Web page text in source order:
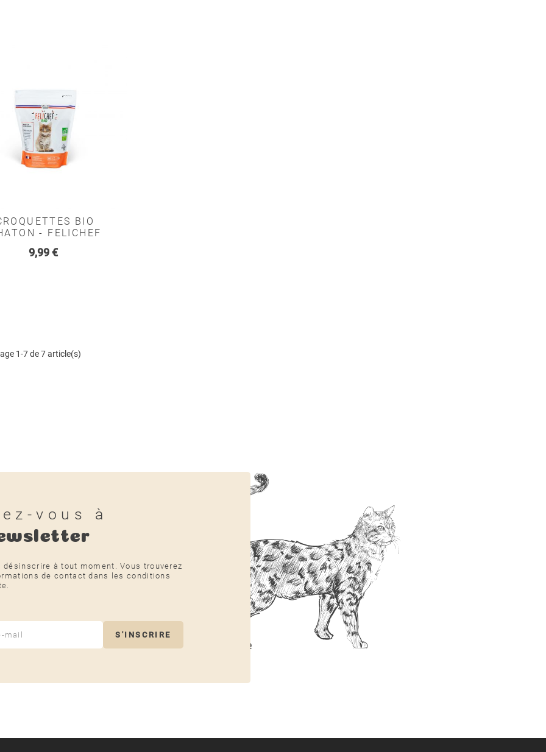
BIO
- FELICHEF
Prix
9,99 €
1-7 de 7 article(s)
vous à
désinscrire à tout moment. Vous trouverez
de contact dans les conditions
S'INSCRIRE